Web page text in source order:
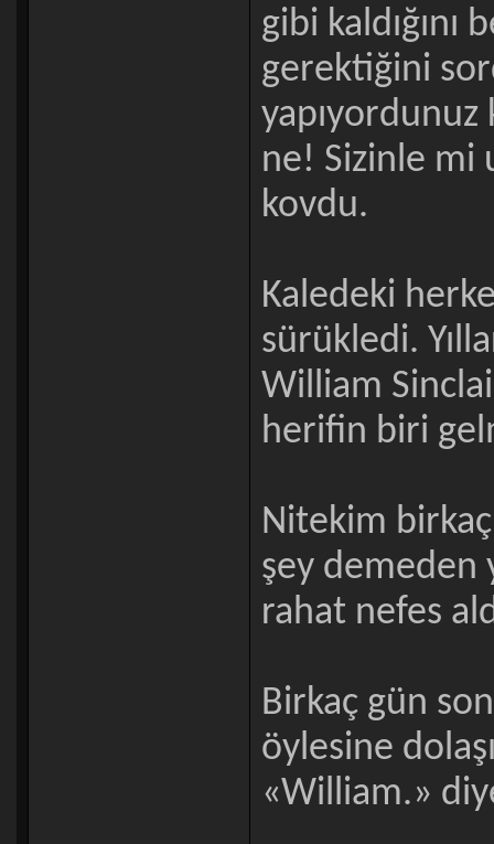
gibi kaldığını
gerektiğini
ne! Sizinle mi
kovdu.
Kaledeki
sürükledi.
William
herifin biri
Nitekim
şey demeden
rahat nefes
Birkaç gün
öylesine
«William.»